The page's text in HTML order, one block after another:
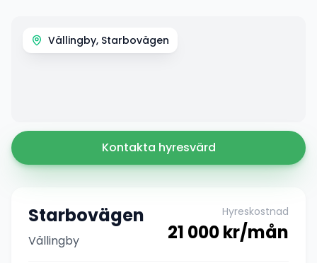
Vällingby, Starbovägen
Kontakta hyresvärd
Starbovägen
Vällingby
Hyreskostnad
21 000kr/mån